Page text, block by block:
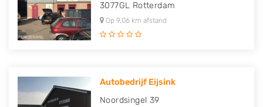
3077GL Rotterdam
Op 9,06 km afstand
Autobedrijf Eijsink
Noordsingel 39